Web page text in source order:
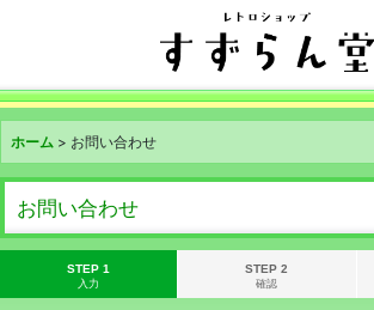
ホーム > お問い合わせ
お問い合わせ
STEP 1
入力
STEP 2
確認